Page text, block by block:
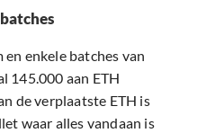
enkele batches van
145.000 aan ETH
de verplaatste ETH is
waar alles vandaan is